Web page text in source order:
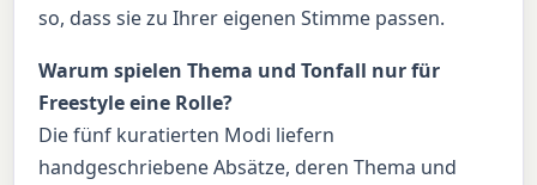
so, dass sie zu Ihrer eigenen Stimme passen.
Warum spielen Thema und Tonfall nur für
Freestyle eine Rolle?
Die fünf kuratierten Modi liefern
handgeschriebene Absätze, deren Thema und